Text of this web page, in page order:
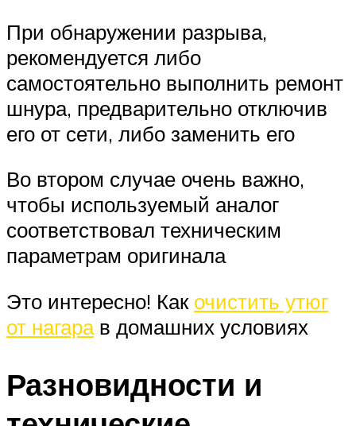
При обнаружении разрыва,
рекомендуется либо
самостоятельно выполнить ремонт
шнура, предварительно отключив
его от сети, либо заменить его
Во втором случае очень важно,
чтобы используемый аналог
соответствовал техническим
параметрам оригинала
Это интересно! Как очистить утюг
от нагарав домашних условиях
Разновидности и